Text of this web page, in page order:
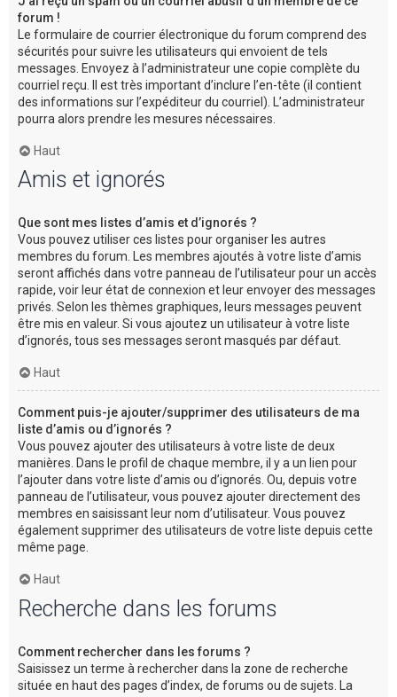
forum !
Le formulaire de courrier électronique du forum comprend des
sécurités pour suivre les utilisateurs qui envoient de tels
messages. Envoyez à l’administrateur une copie complète du
courriel reçu. Il est très important d’inclure l’en-tête (il contient
des informations sur l’expéditeur du courriel). L’administrateur
pourra alors prendre les mesures nécessaires.
Haut
Amis et ignorés
Que sont mes listes d’amis et d’ignorés ?
Vous pouvez utiliser ces listes pour organiser les autres
membres du forum. Les membres ajoutés à votre liste d’amis
seront affichés dans votre panneau de l’utilisateur pour un accès
rapide, voir leur état de connexion et leur envoyer des messages
privés. Selon les thèmes graphiques, leurs messages peuvent
être mis en valeur. Si vous ajoutez un utilisateur à votre liste
d’ignorés, tous ses messages seront masqués par défaut.
Haut
Comment puis-je ajouter/supprimer des utilisateurs de ma
liste d’amis ou d’ignorés ?
Vous pouvez ajouter des utilisateurs à votre liste de deux
manières. Dans le profil de chaque membre, il y a un lien pour
l’ajouter dans votre liste d’amis ou d’ignorés. Ou, depuis votre
panneau de l’utilisateur, vous pouvez ajouter directement des
membres en saisissant leur nom d’utilisateur. Vous pouvez
également supprimer des utilisateurs de votre liste depuis cette
même page.
Haut
Recherche dans les forums
Comment rechercher dans les forums ?
Saisissez un terme à rechercher dans la zone de recherche
située en haut des pages d’index, de forums ou de sujets. La